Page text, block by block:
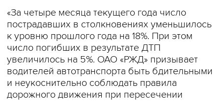
«За четыре месяца текущего года число
пострадавших в столкновениях уменьшилось
к уровню прошлого года на 18%. При этом
число погибших в результате ДТП
увеличилось на 5%. ОАО «РЖД» призывает
водителей автотранспорта быть бдительными
и неукоснительно соблюдать правила
дорожного движения при пересечении